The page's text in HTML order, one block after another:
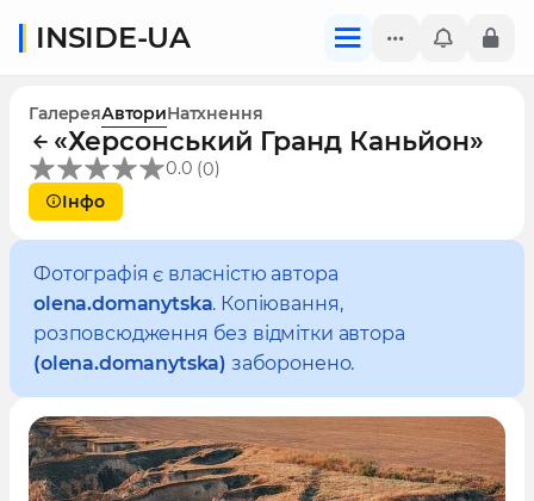
INSIDE-UA
ГалереяАвториНатхнення
«Херсонський Гранд Каньйон»
0.0 (0)
Інфо
Фотографія є власністю автора
olena.domanytska. Копіювання,
розповсюдження без відмітки автора
(olena.domanytska) заборонено.